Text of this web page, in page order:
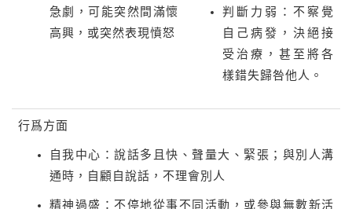
急劇，可能突然間滿懷
高興，或突然表現憤怒
判斷力弱：不察覺
自己病發，決絕接
受治療，甚至將各
樣錯失歸咎他人。
行爲方面
自我中心：說話多且快、聲量大、緊張；與別人溝
通時，自顧自說話，不理會別人
精神過盛：不停地從事不同活動，或參與無數新活